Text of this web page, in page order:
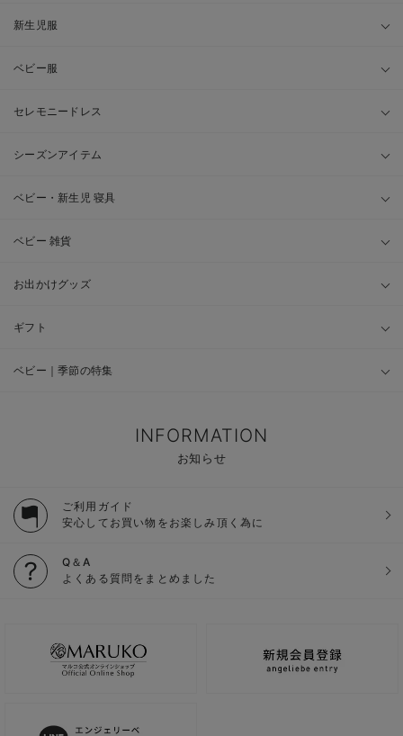
新生児服
ベビー服
セレモニードレス
シーズンアイテム
ベビー・新生児 寝具
ベビー 雑貨
お出かけグッズ
ギフト
ベビー｜季節の特集
INFORMATION
お知らせ
ご利用ガイド
安心してお買い物をお楽しみ頂く為に
Q＆A
よくある質問をまとめました